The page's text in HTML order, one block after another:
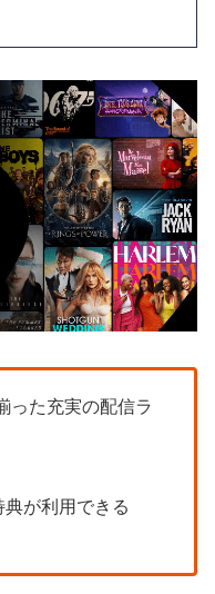
った充実の配信ラ
が利用できる